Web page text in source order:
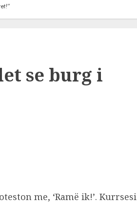
se burg i
me, ‘Ramë ik!’. Kurrsesi